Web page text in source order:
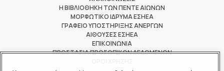
Η ΒΙΒΛΙΟΘΗΚΗ ΤΩΝ ΠΕΝΤΕ ΑΙΩΝΩΝ
ΜΟΡΦΩΤΙΚΟ ΙΔΡΥΜΑ ΕΣΗΕΑ
ΓΡΑΦΕΙΟ ΥΠΟΣΤΗΡΙΞΗΣ ΑΝΕΡΓΩΝ
ΑΙΘΟΥΣΕΣ ΕΣΗΕΑ
ΕΠΙΚΟΙΝΩΝΙΑ
ΠΡΟΣΤΑΣΙΑ ΠΡΟΣΩΠΙΚΩΝ ΔΕΔΟΜΕΝΩΝ